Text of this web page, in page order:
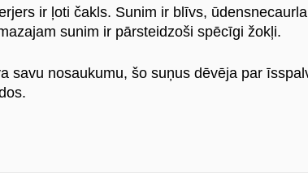
ir ļoti čakls. Sunim ir blīvs,
sunim ir pārsteidzoši spēcīgi žokļi.
savu nosaukumu, šo suņus dēvēja par